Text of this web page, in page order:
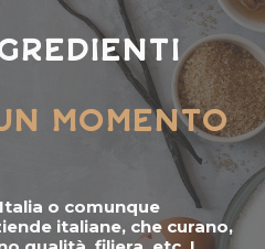
MOMENTO
o comunque
italiane, che curano,